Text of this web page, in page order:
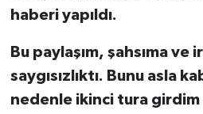
haberi yapıldı.
Bu paylaşım, şahsıma ve
saygısızlıktı. Bunu asla
nedenle ikinci tura girdim